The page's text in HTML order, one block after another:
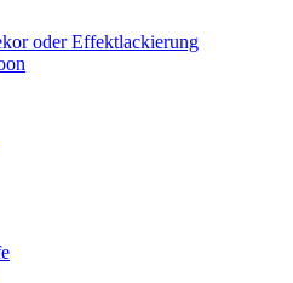
oder Effektlackierung